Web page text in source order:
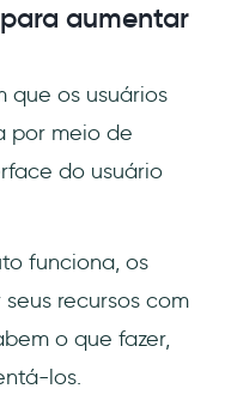
aumentar
que os usuários
por meio de
do usuário
funciona, os
recursos com
o que fazer,
los.